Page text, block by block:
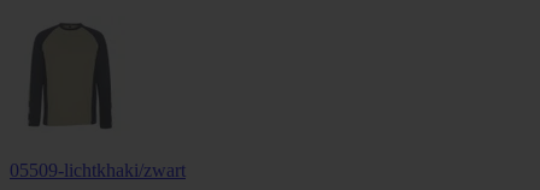
05509-lichtkhaki/zwart